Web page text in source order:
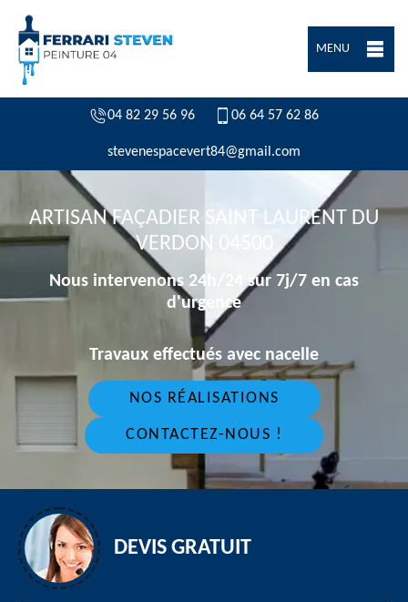
MENU
04 82 29 56 96 06 64 57 62 86
stevenespacevert84@gmail.com
ARTISAN FAÇADIER SAINT LAURENT DU
VERDON 04500
Nous intervenons 24h/24 sur 7j/7 en cas
d'urgence
Travaux effectués avec nacelle
NOS RÉALISATIONS
CONTACTEZ-NOUS !
DEVIS GRATUIT